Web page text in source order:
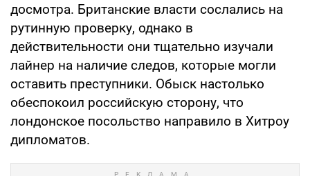
досмотра. Британские власти сослались на
рутинную проверку, однако в
действительности они тщательно изучали
лайнер на наличие следов, которые могли
оставить преступники. Обыск настолько
обеспокоил российскую сторону, что
лондонское посольство направило в Хитроу
дипломатов.